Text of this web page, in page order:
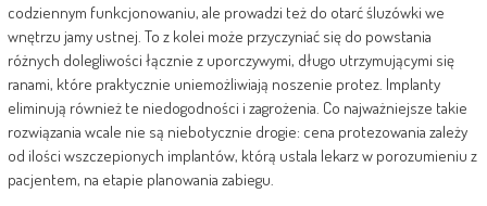
codziennym funkcjonowaniu, ale prowadzi też do otarć śluzówki we
wnętrzu jamy ustnej. To z kolei może przyczyniać się do powstania
różnych dolegliwości łącznie z uporczywymi, długo utrzymującymi się
ranami, które praktycznie uniemożliwiają noszenie protez. Implanty
eliminują również te niedogodności i zagrożenia. Co najważniejsze takie
rozwiązania wcale nie są niebotycznie drogie: cena protezowania zależy
od ilości wszczepionych implantów, którą ustala lekarz w porozumieniu z
pacjentem, na etapie planowania zabiegu.